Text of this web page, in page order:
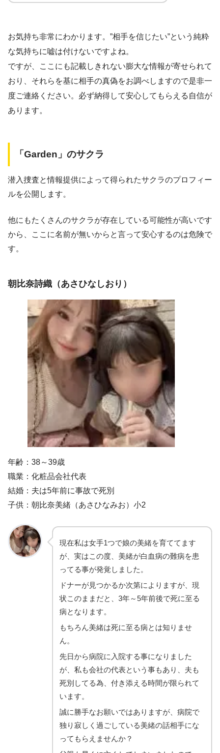
お気持ち非常にわかります。”相手を信じたい”という純粋
な気持ちに嘘は付けないですよね。
ですが、ここにも記載しきれない膨大な情報が寄せられて
おり、それらを基に相手の真偽をお調べしますので是非一
度ご連絡ください。必ず納得して安心してもらえる自信が
あります。
「Garden」のサクラ
潜入捜査と情報提供によって得られたサクラのプロフィー
ルを公開します。
他にもたくさんのサクラが存在している可能性が高いです
から、ここに名前が無いからと言って安心するのは危険で
す。
朝比奈詩織（あさひなしおり ）
年齢：38～39歳
職業：化粧品会社代表
結婚：夫は5年前に事故で死別
子供：朝比奈美緒（あさひなみお）小2
現在私は女手1つで娘の美緒を育ててます
が、実はこの度、美緒が白血病の難病を患
ってる事が発覚しました。
ドナーが見つかるか次第によりますが、現
状このままだと、3年～5年前後で死に至る
病となります。
もちろん美緒は死に至る病とは知りませ
ん。
先日から病院に入院する事になりました
が、私も会社の代表という事もあり、夫も
死別してる為、付き添える時間が限られて
います。
誠に勝手なお願いではありますが、病院で
独り寂しく過ごしている美緒の話相手にな
ってもらえませんか？